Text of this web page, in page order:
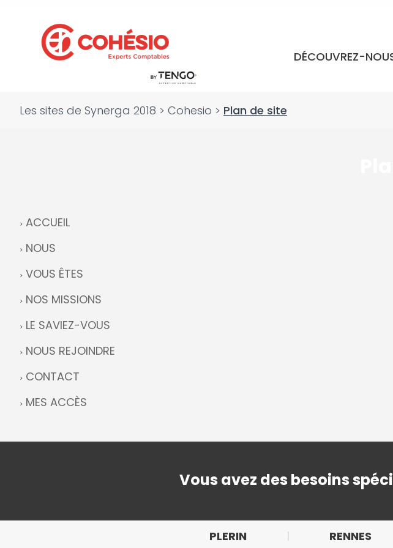
DÉCOUVREZ-
Les sites de Synerga 2018 > Cohesio > Plan de site
ACCUEIL
NOUS
VOUS ÊTES
NOS MISSIONS
LE SAVIEZ-VOUS
NOUS REJOINDRE
CONTACT
MES ACCÈS
Vous avez des besoins
PLERIN RENNES